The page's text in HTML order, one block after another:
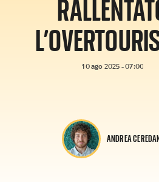
10 ago 2025 - 07:00
ANDREA